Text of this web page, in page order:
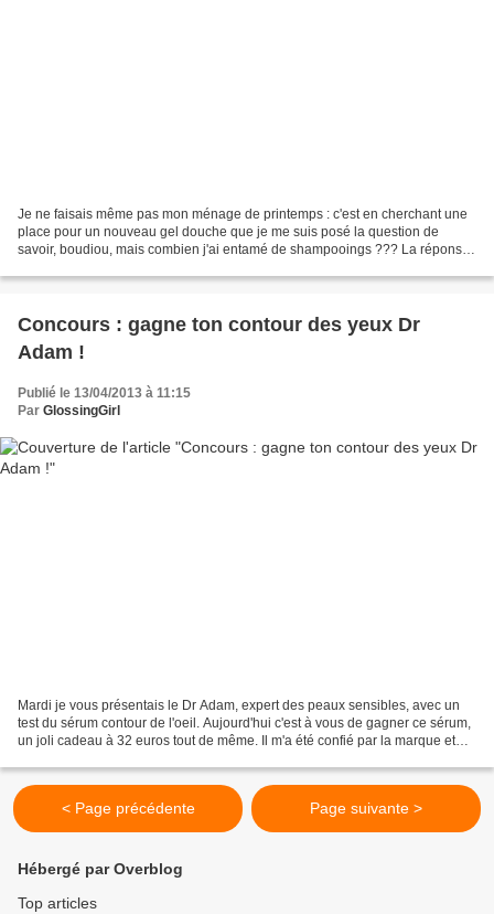
Je ne faisais même pas mon ménage de printemps : c'est en cherchant une
place pour un nouveau gel douche que je me suis posé la question de
savoir, boudiou, mais combien j'ai entamé de shampooings ??? La réponse
Concours : gagne ton contour des yeux Dr
Adam !
Publié le 13/04/2013 à 11:15
Par GlossingGirl
Mardi je vous présentais le Dr Adam, expert des peaux sensibles, avec un
test du sérum contour de l'oeil. Aujourd'hui c'est à vous de gagner ce sérum,
un joli cadeau à 32 euros tout de même. Il m'a été confié par la marque et
< Page précédente Page suivante >
Hébergé par Overblog
Top articles